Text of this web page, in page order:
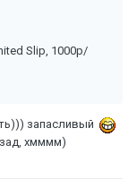
Slip, 1000р/
запасливый
хмммм)